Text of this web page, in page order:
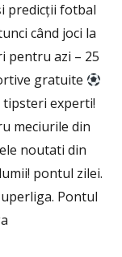
predicții fotbal
când joci la
pentru azi – 25
gratuite
tipsteri experti!
meciurile din
noutati din
pontul zilei.
Pontul